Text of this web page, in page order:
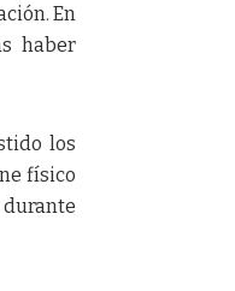
En
haber
los
físico
durante